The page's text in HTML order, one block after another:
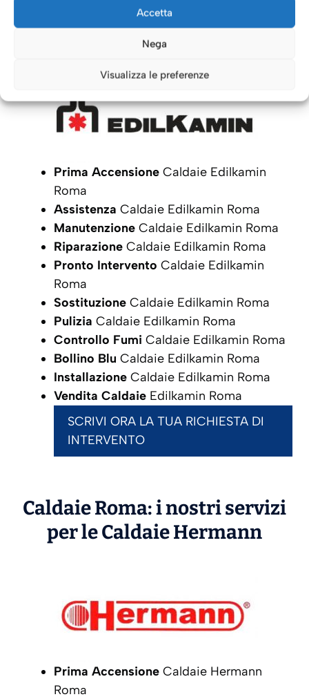
Accetta
Nega
Visualizza le preferenze
Caldaie Roma: i nostri servizi
per le CaldaieEdilkamin
Prima Accensione Caldaie Edilkamin
Roma
Assistenza Caldaie Edilkamin Roma
Manutenzione Caldaie Edilkamin Roma
Riparazione Caldaie Edilkamin Roma
Pronto Intervento Caldaie Edilkamin
Roma
Sostituzione Caldaie Edilkamin Roma
Pulizia Caldaie Edilkamin Roma
Controllo Fumi Caldaie Edilkamin Roma
Bollino Blu Caldaie Edilkamin Roma
Installazione Caldaie Edilkamin Roma
Vendita Caldaie Edilkamin Roma
SCRIVI ORA LA TUA RICHIESTA DI
INTERVENTO
Caldaie Roma: i nostri servizi
per le CaldaieHermann
Prima Accensione Caldaie Hermann
Roma